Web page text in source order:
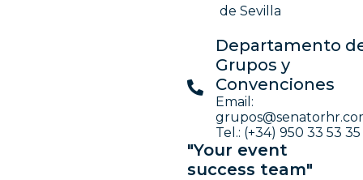
de Sevilla
Departamento
Grupos y
Convenciones
Email:
Tel.: (+34) 950 33 53 35
"Your event
success team"